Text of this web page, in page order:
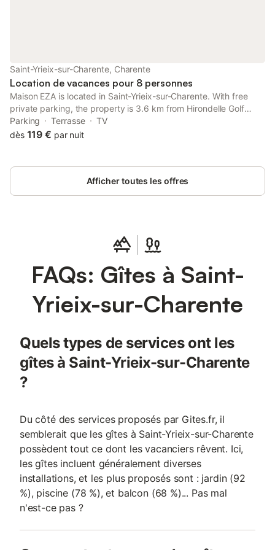
Saint-Yrieix-sur-Charente, Charente
Location de vacances pour 8 personnes
Maison EZA is located in Saint-Yrieix-sur-Charente. With free
private parking, the property is 3.6 km from Hirondelle Golf
Course and 39 km from Cognac Golf Course.
Parking Terrasse
TV
dès 119 € par nuit
Afficher toutes les offres
FAQs: Gîtes à Saint-
Yrieix-sur-Charente
Quels types de services ont les
gîtes à Saint-Yrieix-sur-Charente
?
Du côté des services proposés par Gites.fr, il
semblerait que les gîtes à Saint-Yrieix-sur-Charente
possèdent tout ce dont les vacanciers rêvent. Ici,
les gîtes incluent généralement diverses
installations, et les plus proposés sont : jardin (92
%), piscine (78 %), et balcon (68 %)... Pas mal
n'est-ce pas ?